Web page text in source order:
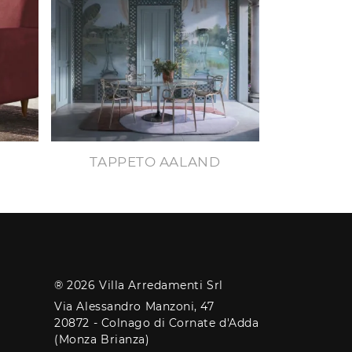
TAPPETO AALAND
® 2026 Villa Arredamenti Srl
Via Alessandro Manzoni, 47
20872 - Colnago di Cornate d'Adda
(Monza Brianza)